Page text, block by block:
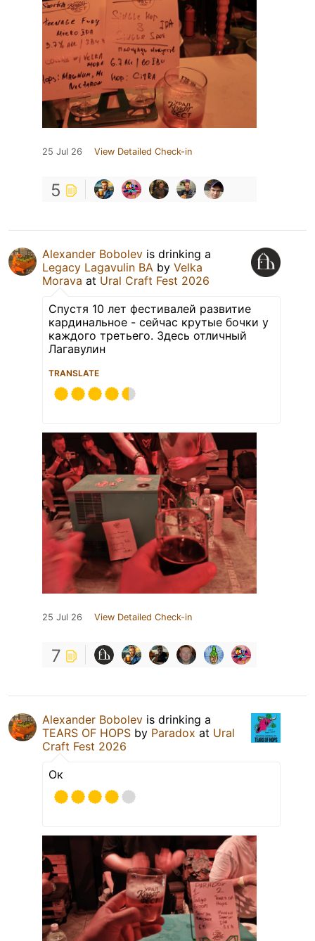
25 Jul 26 View Detailed Check-in
5
Alexander Bobolev is drinking a
Legacy Lagavulin BA by Velka
Morava at Ural Craft Fest 2026
Спустя 10 лет фестивалей развитие
кардинальное - сейчас крутые бочки у
каждого третьего. Здесь отличный
Лагавулин
TRANSLATE
25 Jul 26 View Detailed Check-in
7
Alexander Bobolev is drinking a
TEARS OF HOPS by Paradox at Ural
Craft Fest 2026
Ок